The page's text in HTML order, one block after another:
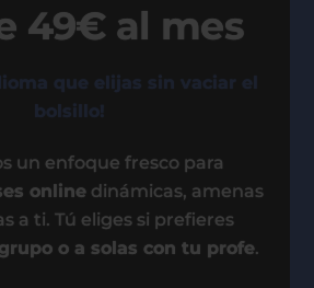
49€ al mes
que elijas sin vaciar el
bolsillo!
un enfoque fresco para
online dinámicas, amenas
a ti. Tú eliges si prefieres
o a solas con tu profe.